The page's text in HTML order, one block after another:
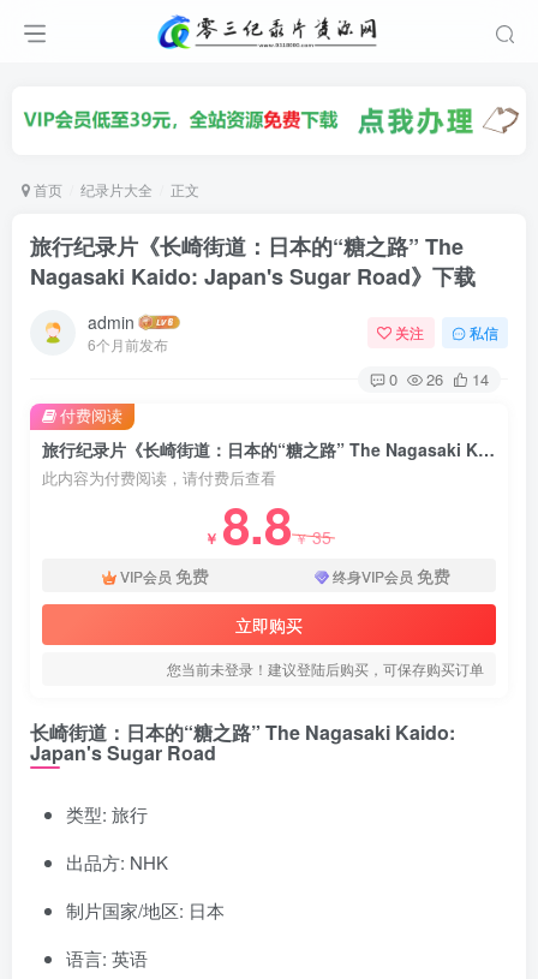
首页 纪录片大全 正文
旅行纪录片《长崎街道：日本的“糖之路” The
Nagasaki Kaido: Japan's Sugar Road》下载
admin
6个月前发布
关注 私信
0 26 14
旅行纪录片《长崎街道：日本的“糖之路” The Nagasaki Kaido: Japan's Sugar Road》下载
此内容为付费阅读，请付费后查看
￥ 8.8￥35
VIP会员 免费 终身VIP会员 免费
立即购买
您当前未登录！建议登陆后购买，可保存购买订单
付费阅读
长崎街道：日本的“糖之路” The Nagasaki Kaido:
Japan's Sugar Road
类型: 旅行
出品方: NHK
制片国家/地区: 日本
语言: 英语